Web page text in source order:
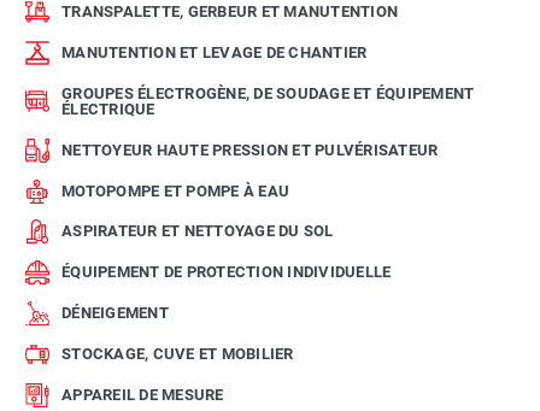
TRANSPALETTE, GERBEUR ET MANUTENTION
MANUTENTION ET LEVAGE DE CHANTIER
GROUPES ÉLECTROGÈNE, DE SOUDAGE ET ÉQUIPEMENT
ÉLECTRIQUE
NETTOYEUR HAUTE PRESSION ET PULVÉRISATEUR
MOTOPOMPE ET POMPE À EAU
ASPIRATEUR ET NETTOYAGE DU SOL
ÉQUIPEMENT DE PROTECTION INDIVIDUELLE
DÉNEIGEMENT
STOCKAGE, CUVE ET MOBILIER
APPAREIL DE MESURE